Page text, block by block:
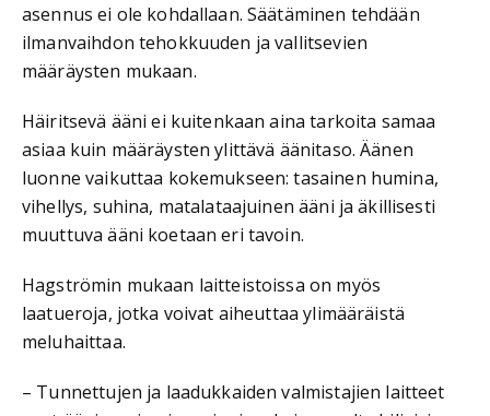
asennus ei ole kohdallaan. Säätäminen tehdään
ilmanvaihdon tehokkuuden ja vallitsevien
määräysten mukaan.
Häiritsevä ääni ei kuitenkaan aina tarkoita samaa
asiaa kuin määräysten ylittävä äänitaso. Äänen
luonne vaikuttaa kokemukseen: tasainen humina,
vihellys, suhina, matalataajuinen ääni ja äkillisesti
muuttuva ääni koetaan eri tavoin.
Hagströmin mukaan laitteistoissa on myös
laatueroja, jotka voivat aiheuttaa ylimääräistä
meluhaittaa.
– Tunnettujen ja laadukkaiden valmistajien laitteet